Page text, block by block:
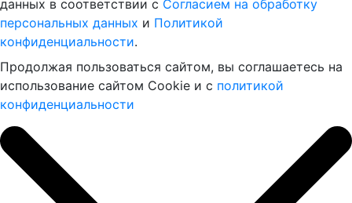
данных в соответствии с Согласием на обработку
персональных данных и Политикой
конфиденциальности.
Продолжая пользоваться сайтом, вы соглашаетесь на
использование сайтом Cookie и с политикой
конфиденциальности